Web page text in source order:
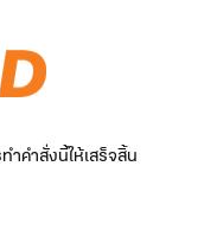
คำสั่งนี้ให้เสร็จสิ้น